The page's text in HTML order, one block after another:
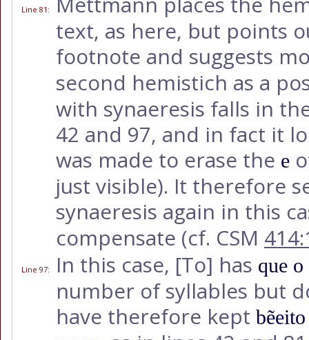
Line 81 :
text, as here, but points
footnote and suggests
second hemistich as a
with synaeresis falls in
42 and 97, and in fact it
was made to erase the e
just visible). It therefore
synaeresis again in this
compensate (cf. CSM
Line 97: In this case, [To] has que o
number of syllables but
have therefore kept bẽeito